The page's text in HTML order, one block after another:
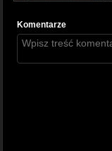
Komentarze